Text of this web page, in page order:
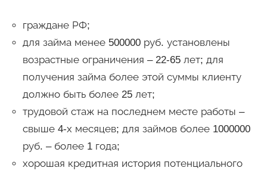
граждане РФ;
для займа менее 500000 руб. установлены
возрастные ограничения – 22-65 лет; для
получения займа более этой суммы клиенту
должно быть более 25 лет;
трудовой стаж на последнем месте работы –
свыше 4-х месяцев; для займов более 1000000
руб. – более 1 года;
хорошая кредитная история потенциального